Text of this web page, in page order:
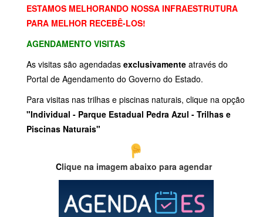
ESTAMOS MELHORANDO NOSSA INFRAESTRUTURA
PARA MELHOR RECEBÊ-LOS!
AGENDAMENTO VISITAS
As visitas são agendadas exclusivamente através do
Portal de Agendamento do Governo do Estado.
Para visitas nas trilhas e piscinas naturais, clique na opção
"Individual - Parque Estadual Pedra Azul - Trilhas e
Piscinas Naturais"
Clique na imagem abaixo para agendar